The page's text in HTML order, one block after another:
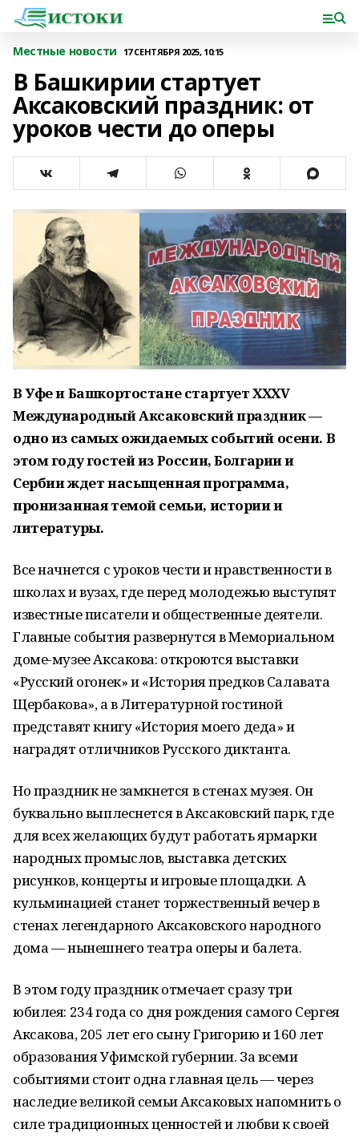
Местные новости 17 СЕНТЯБРЯ 2025, 10:15
В Башкирии стартует
Аксаковский праздник: от
уроков чести до оперы
В Уфе и Башкортостане стартует XXXV
Международный Аксаковский праздник —
одно из самых ожидаемых событий осени. В
этом году гостей из России, Болгарии и
Сербии ждет насыщенная программа,
пронизанная темой семьи, истории и
литературы.
Все начнется с уроков чести и нравственности в
школах и вузах, где перед молодежью выступят
известные писатели и общественные деятели.
Главные события развернутся в Мемориальном
доме-музее Аксакова: откроются выставки
«Русский огонек» и «История предков Салавата
Щербакова», а в Литературной гостиной
представят книгу «История моего деда» и
наградят отличников Русского диктанта.
Но праздник не замкнется в стенах музея. Он
буквально выплеснется в Аксаковский парк, где
для всех желающих будут работать ярмарки
народных промыслов, выставка детских
рисунков, концерты и игровые площадки. А
кульминацией станет торжественный вечер в
стенах легендарного Аксаковского народного
дома — нынешнего театра оперы и балета.
В этом году праздник отмечает сразу три
юбилея: 234 года со дня рождения самого Сергея
Аксакова, 205 лет его сыну Григорию и 160 лет
образования Уфимской губернии. За всеми
событиями стоит одна главная цель — через
наследие великой семьи Аксаковых напомнить о
силе традиционных ценностей и любви к своей